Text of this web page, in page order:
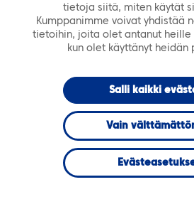
tietoja siitä, miten käytät
Kumppanimme voivat yhdistää
tietoihin, joita olet antanut heille
kun olet käyttänyt heidän
Salli kaikki
Vain
Tiera
Sarastian